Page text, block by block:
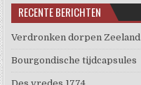
RECENTE BERICHTEN
Verdronken dorpen Zeeland
Bourgondische tijdcapsules